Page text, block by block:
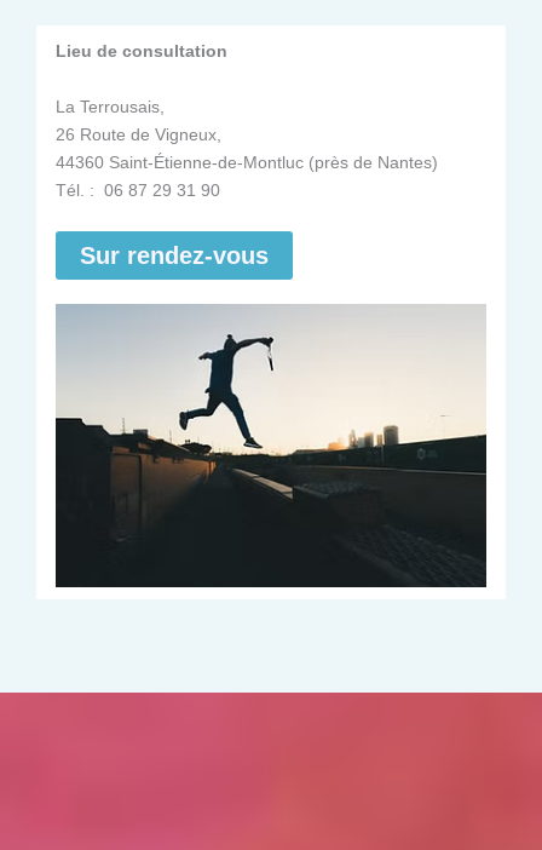
Lieu de consultation
La Terrousais,
26 Route de Vigneux,
44360 Saint-Étienne-de-Montluc (près de Nantes)
Tél. : 06 87 29 31 90
Sur rendez-vous